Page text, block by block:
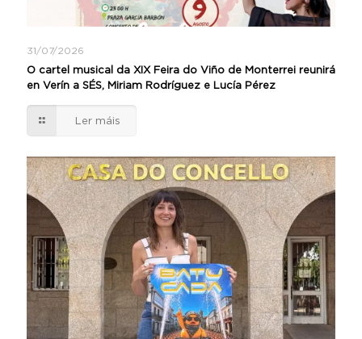
31/07/2026
O cartel musical da XIX Feira do Viño de Monterrei reunirá
en Verín a SÉS, Miriam Rodríguez e Lucía Pérez
Ler máis